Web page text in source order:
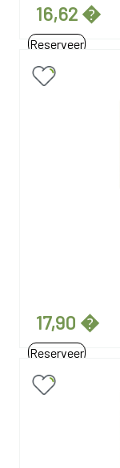
16,62 �
Reserveer
17,90 �
Reserveer